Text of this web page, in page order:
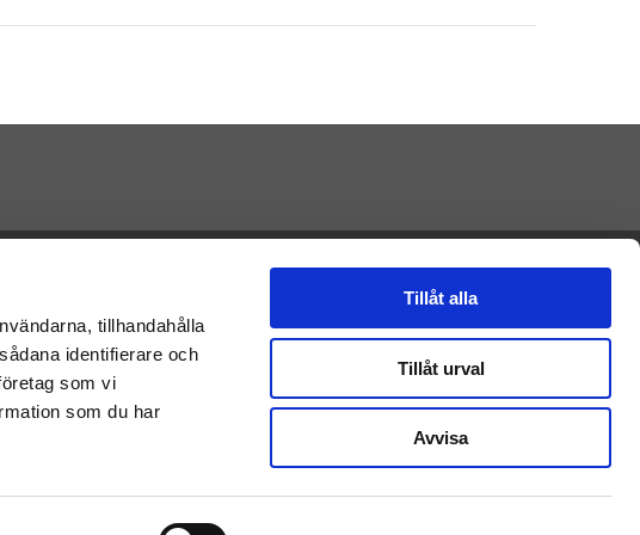
tillhandahålla
identifierare och
som vi
som du har
Tillåt alla
Tillåt urval
Avvisa
E-mail: Kontakt@presenteriet.se